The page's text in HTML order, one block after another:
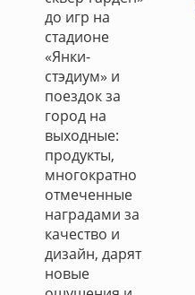
до игр на
стадионе
«Янки-
стэдиум» и
поездок за
город на
выходные:
продукты,
многократно
отмеченные
наградами за
качество и
дизайн, дарят
новые